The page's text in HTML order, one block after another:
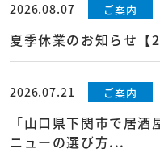
2026.08.07 ご案内
夏季休業のお知らせ【
2026.07.21 ご案内
「山口県下関市で居
ニューの選び方...